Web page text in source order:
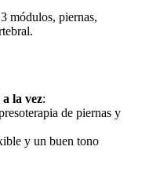
módulos, piernas,
la vez:
de piernas y
y un buen tono